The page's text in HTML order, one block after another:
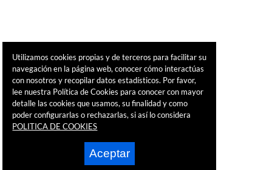
Utilizamos cookies propias y de terceros para facilitar su
navegación en la página web, conocer cómo interactúas
con nosotros y recopilar datos estadísticos. Por favor,
lee nuestra Política de Cookies para conocer con mayor
detalle las cookies que usamos, su finalidad y como
poder configurarlas o rechazarlas, si así lo considera
POLITICA DE COOKIES
Aceptar